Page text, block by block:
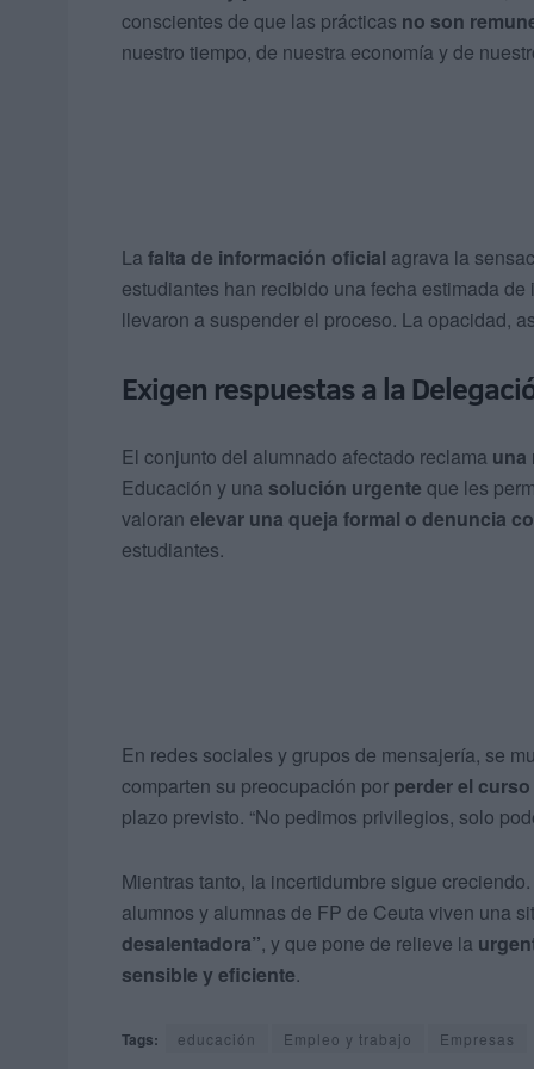
conscientes de que las prácticas no son
nuestro tiempo, de nuestra economía y de
La falta de información oficial agrava la
estudiantes han recibido una fecha estimada
llevaron a suspender el proceso. La opacidad,
Exigen respuestas a la
El conjunto del alumnado afectado reclama una
Educación y una solución urgente que les
valoran elevar una queja formal o denuncia
estudiantes.
En redes sociales y grupos de mensajería, se
comparten su preocupación por perder el
plazo previsto. “No pedimos privilegios, solo
Mientras tanto, la incertidumbre sigue
alumnos y alumnas de FP de Ceuta viven una
desalentadora”, y que pone de relieve la
sensible y eficiente.
Tags: educación Empleo y trabajo Empresas